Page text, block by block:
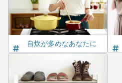
自炊が多めなあなたに